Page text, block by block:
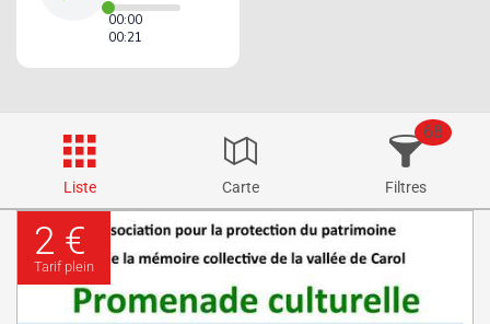
Liste Carte Filtres
68
2 €
Tarif plein